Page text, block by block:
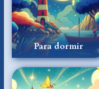
Para dormir